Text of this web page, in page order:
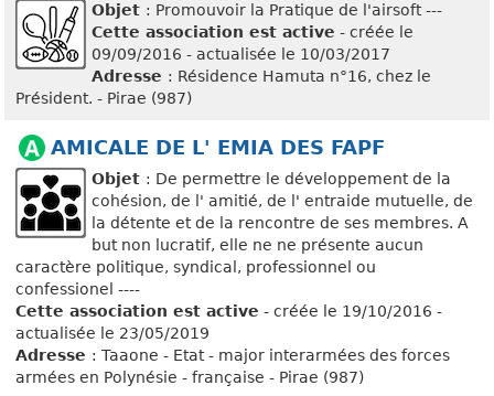
Objet : Promouvoir la Pratique de l'airsoft ---
Cette association est active - créée le
09/09/2016 - actualisée le 10/03/2017
Adresse : Résidence Hamuta n°16, chez le
Président. - Pirae (987)
AMICALE DE L' EMIA DES FAPF
Objet : De permettre le développement de la
cohésion, de l' amitié, de l' entraide mutuelle, de
la détente et de la rencontre de ses membres. A
but non lucratif, elle ne ne présente aucun
caractère politique, syndical, professionnel ou
confessionel ----
Cette association est active - créée le 19/10/2016 -
actualisée le 23/05/2019
Adresse : Taaone - Etat - major interarmées des forces
armées en Polynésie - française - Pirae (987)